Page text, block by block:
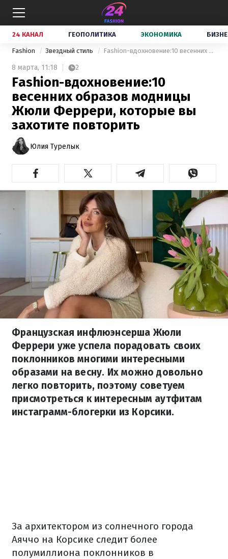
24 КАНАЛ ГЕОПОЛИТИКА ЭКОНОМИКА
Fashion Звездный стиль Fashion-вдохновение:10 весенних образов модницы Жюли Феррери, которые вы захотите повторить
8 марта, 11:18 2
Fashion-вдохновение:10
весенних образов модницы
Жюли Феррери, которые вы
захотите повторить
Юлия Турелык
Французская инфлюэнсерша Жюли
Феррери уже успела порадовать своих
поклонников многими интересными
образами на весну. Их можно довольно
легко повторить, поэтому советуем
присмотреться к интересным аутфитам
инстаграмм-блогерки из Корсики.
За архитектором из солнечного города
Аяччо на Корсике следит более
полумиллиона поклонников в